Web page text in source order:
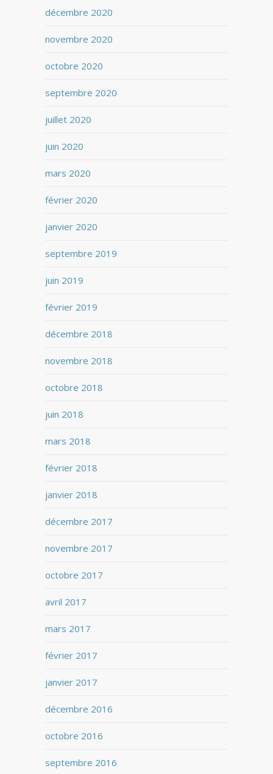
décembre 2020
novembre 2020
octobre 2020
septembre 2020
juillet 2020
juin 2020
mars 2020
février 2020
janvier 2020
septembre 2019
juin 2019
février 2019
décembre 2018
novembre 2018
octobre 2018
juin 2018
mars 2018
février 2018
janvier 2018
décembre 2017
novembre 2017
octobre 2017
avril 2017
mars 2017
février 2017
janvier 2017
décembre 2016
octobre 2016
septembre 2016